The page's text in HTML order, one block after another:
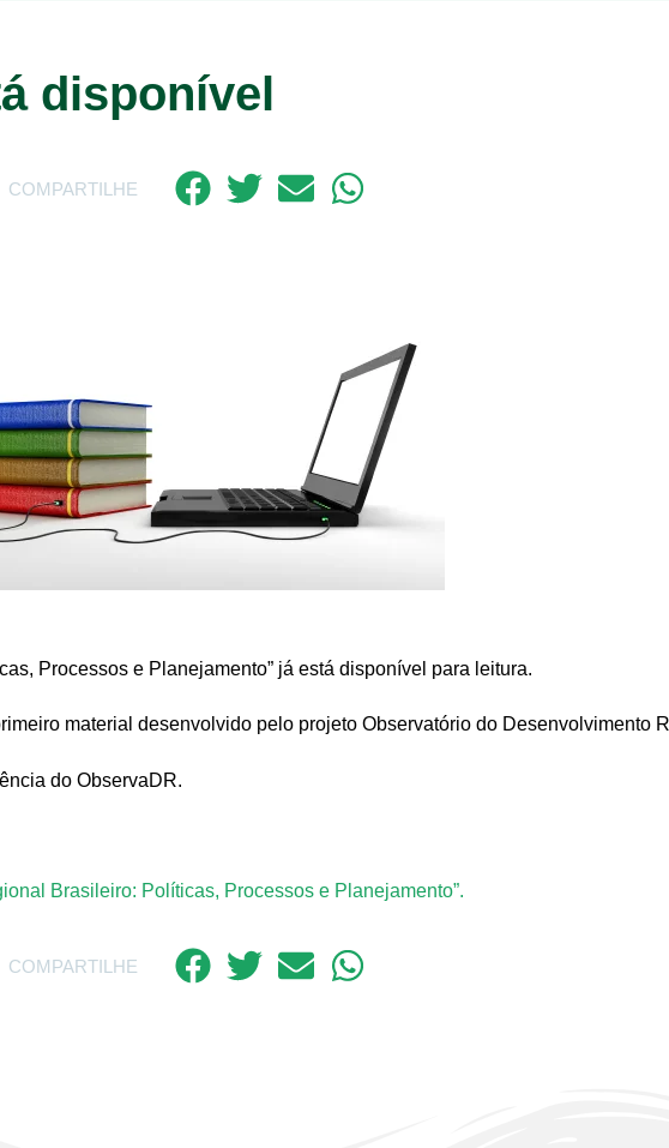
disponível
COMPARTILHE
Processos e Planejamento” já está disponível para leitura.
material desenvolvido pelo projeto Observatório do Desenvolvimento
do ObservaDR.
Brasileiro: Políticas, Processos e Planejamento”.
COMPARTILHE